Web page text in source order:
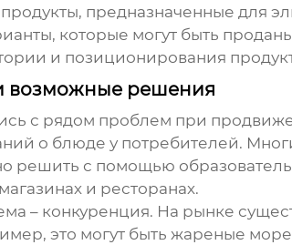
предназначенные для
которые могут быть
и позиционирования
возможные решения
с рядом проблем при
о блюде у потребителей.
решить с помощью
и ресторанах.
– конкуренция. На рынке
это могут быть жареные